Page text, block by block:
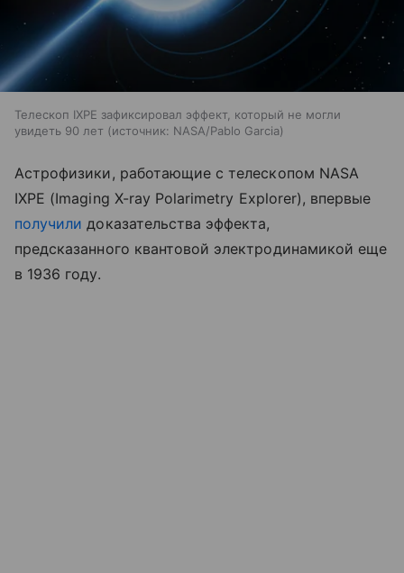
Телескоп IXPE зафиксировал эффект, который не могли
увидеть 90 лет
источник: NASA/Pablo Garcia
Астрофизики, работающие с телескопом NASA
IXPE (Imaging X-ray Polarimetry Explorer), впервые
получили доказательства эффекта,
предсказанного квантовой электродинамикой еще
в 1936 году.